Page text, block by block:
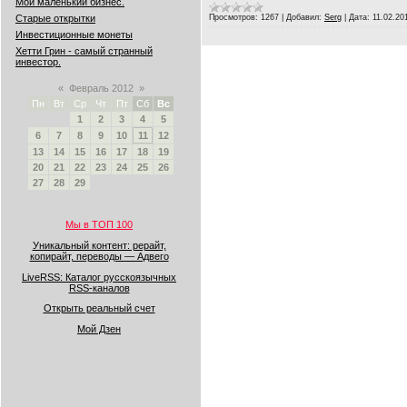
Старые открытки
Инвестиционные монеты
Хетти Грин - самый странный
инвестор.
« Февраль 2012 »
Пн
Вт Ср Чт Пт Сб
Вс
1
2 3 4
5
6
7 8 9 10 11
12
13
14 15 16 17 18
19
20
21 22 23 24 25
26
27
28 29
Мы в ТОП 100
Уникальный контент: рерайт,
копирайт, переводы — Адвего
LiveRSS: Каталог русскоязычных
RSS-каналов
Открыть реальный счет
Мой Дзен
Просмотров: 1267 Добавил: Serg Дата: